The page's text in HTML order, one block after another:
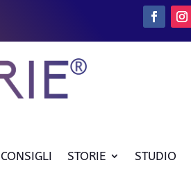
CONSIGLI STORIE STUDIO